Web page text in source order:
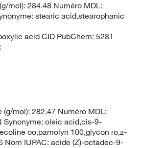
mol): 284.48 Numéro MDL:
stearic acid,stearophanic
acid CID PubChem: 5281
mol): 282.47 Numéro MDL:
Synonyme: oleic acid,cis-9-
oo,pamolyn 100,glycon ro,z-
Nom IUPAC: acide (Z)-octadec-9-